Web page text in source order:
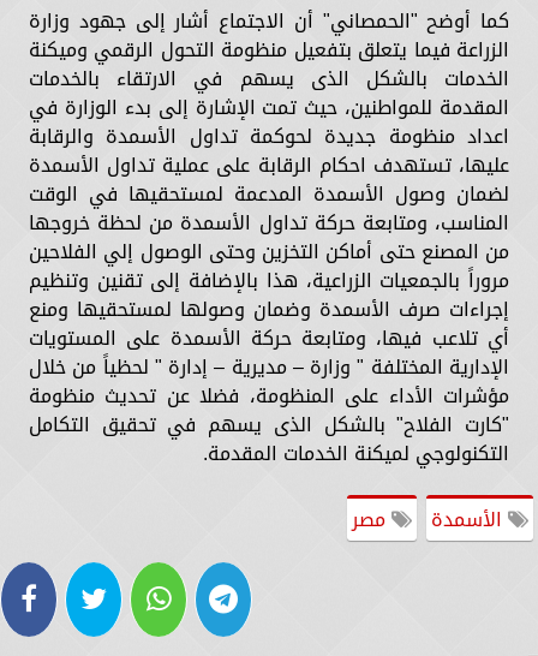
كما أوضح "الحمصاني" أن الاجتماع أشار إلى جهود وزارة
الزراعة فيما يتعلق بتفعيل منظومة التحول الرقمي وميكنة
الخدمات بالشكل الذى يسهم في الارتقاء بالخدمات
المقدمة للمواطنين، حيث تمت الإشارة إلى بدء الوزارة في
اعداد منظومة جديدة لحوكمة تداول الأسمدة والرقابة
عليها، تستهدف احكام الرقابة على عملية تداول الأسمدة
لضمان وصول الأسمدة المدعمة لمستحقيها في الوقت
المناسب، ومتابعة حركة تداول الأسمدة من لحظة خروجها
من المصنع حتى أماكن التخزين وحتى الوصول إلي الفلاحين
مروراً بالجمعيات الزراعية، هذا بالإضافة إلى تقنين وتنظيم
إجراءات صرف الأسمدة وضمان وصولها لمستحقيها ومنع
أي تلاعب فيها، ومتابعة حركة الأسمدة على المستويات
الإدارية المختلفة " وزارة – مديرية – إدارة " لحظياً من خلال
مؤشرات الأداء على المنظومة، فضلا عن تحديث منظومة
"كارت الفلاح" بالشكل الذى يسهم في تحقيق التكامل
التكنولوجي لميكنة الخدمات المقدمة.
الأسمدة
مصر